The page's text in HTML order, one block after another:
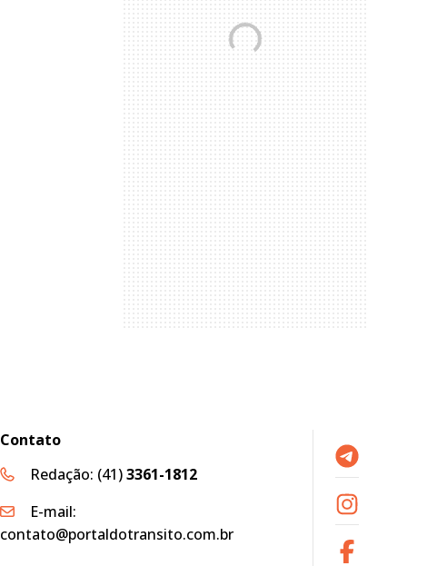
Contato
Redação: (41)3361-1812
E-mail:
contato@portaldotransito.com.br